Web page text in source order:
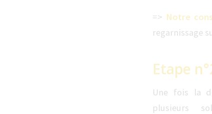
=> Notre
regarnissage
Etape
Une fois la
plusieurs